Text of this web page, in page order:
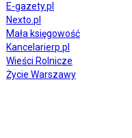
E-gazety.pl
Nexto.pl
Mała księgowość
Kancelarierp.pl
Wieści Rolnicze
Życie Warszawy